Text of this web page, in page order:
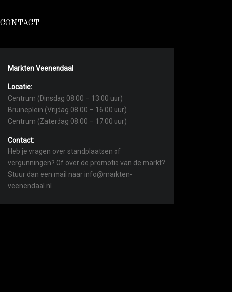
CONTACT
Markten Veenendaal
Locatie:
Centrum (Dinsdag 08.00 – 13.00 uur)
Bruineplein (Vrijdag 08.00 – 16.00 uur)
Centrum (Zaterdag 08.00 – 17.00 uur)
Contact:
Heb je vragen over standplaatsen of
vergunningen? Of over de promotie van de markt?
Stuur dan een mail naar info@markten-
veenendaal.nl